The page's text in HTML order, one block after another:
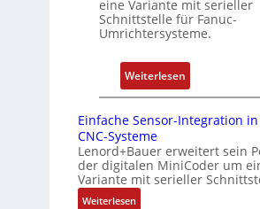
r
y
i
P
o
t
o
s
m
eine Variante mit serieller
Schnittstelle für Fanuc-
Umrichtersysteme.
Weiterlesen:
D
h
g
e
Einfache Sensor-Integration in
CNC-Systeme
Lenord+Bauer erweitert sein
der digitalen MiniCoder um
Variante mit serieller
Weiterlesen: